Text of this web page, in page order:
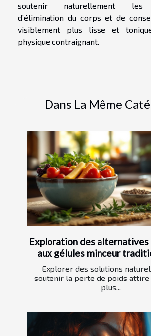
soutenir naturellement les
d’élimination du corps et de
visiblement plus lisse et
physique contraignant.
Dans La Même
Exploration des
aux gélules minceur
Explorer des solutions
soutenir la perte de poids attire
plus...